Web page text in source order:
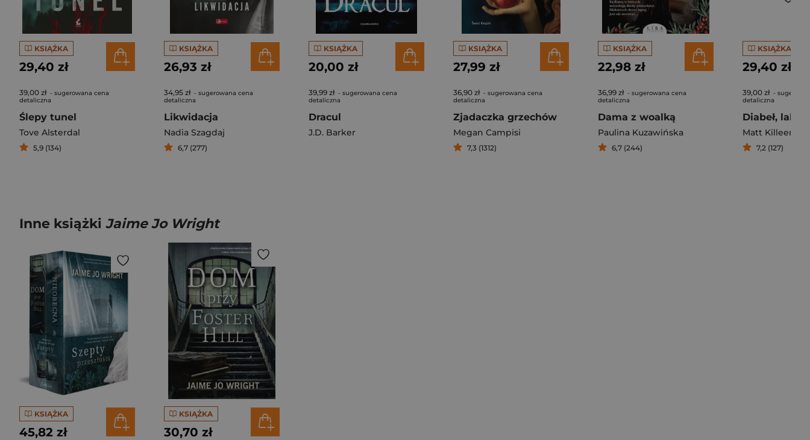
KSIĄŻKA
29,40 zł
39,00 zł - sugerowana cena
detaliczna
Ślepy tunel
Tove Alsterdal
5,9 (134)
KSIĄŻKA
26,93 zł
34,95 zł - sugerowana cena
detaliczna
Likwidacja
Nadia Szagdaj
6,7 (277)
KSIĄŻKA
20,00 zł
39,99 zł - sugerowana cena
detaliczna
Dracul
J.D. Barker
KSIĄŻKA
27,99 zł
36,90 zł - sugerowana cena
detaliczna
Zjadaczka grzechów
Megan Campisi
7,3 (1312)
KSIĄŻKA
22,98 zł
36,99 zł - sugerowana cena
detaliczna
Dama z woalką
Paulina Kuzawińska
6,7 (244)
KSIĄŻKA
29,40 zł
39,00 zł -
detaliczna
Matt Killeen
7,2 (127)
Inne książki Jaime Jo Wright
KSIĄŻKA
45,82 zł
KSIĄŻKA
30,70 zł